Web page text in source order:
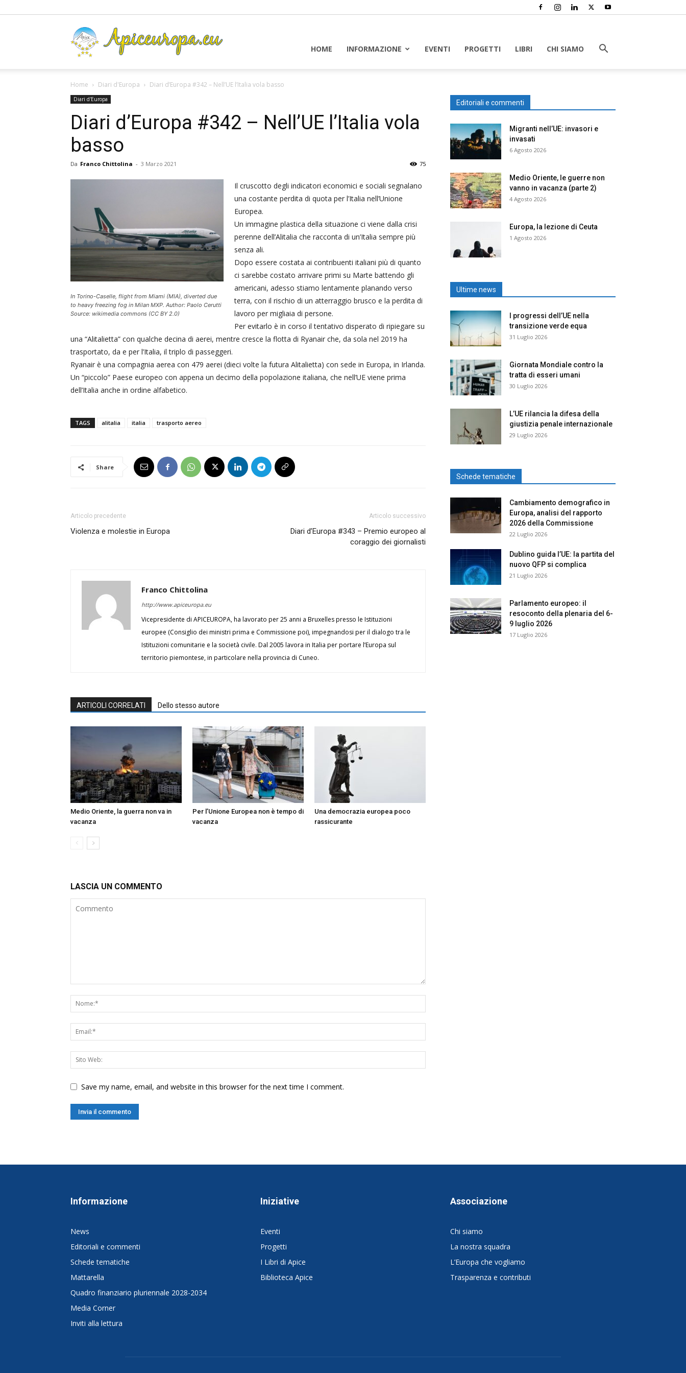
HOME INFORMAZIONE EVENTI PROGETTI LIBRI CHI SIAMO
Home Diari d'Europa Diari d’Europa #342 – Nell’UE l’Italia vola basso
Diari d'Europa
Diari d’Europa #342 – Nell’UE l’Italia vola
basso
Da Franco Chittolina - 3 Marzo 2021 75
In Torino-Caselle, flight from Miami (MIA), diverted due
to heavy freezing fog in Milan MXP. Author: Paolo Cerutti
Source: wikimedia commons (CC BY 2.0)
Il cruscotto degli indicatori economici e sociali segnalano
una costante perdita di quota per l’Italia nell’Unione
Europea.
Un immagine plastica della situazione ci viene dalla crisi
perenne dell’Alitalia che racconta di un’Italia sempre più
senza ali.
Dopo essere costata ai contribuenti italiani più di quanto
ci sarebbe costato arrivare primi su Marte battendo gli
americani, adesso stiamo lentamente planando verso
terra, con il rischio di un atterraggio brusco e la perdita di
lavoro per migliaia di persone.
Per evitarlo è in corso il tentativo disperato di ripiegare su
una “Alitalietta” con qualche decina di aerei, mentre cresce la flotta di Ryanair che, da sola nel 2019 ha
trasportato, da e per l’Italia, il triplo di passeggeri.
Ryanair è una compagnia aerea con 479 aerei (dieci volte la futura Alitalietta) con sede in Europa, in Irlanda.
Un “piccolo” Paese europeo con appena un decimo della popolazione italiana, che nell’UE viene prima
dell’Italia anche in ordine alfabetico.
TAGS alitalia italia trasporto aereo
Share
Articolo precedente
Violenza e molestie in Europa
Articolo successivo
Diari d’Europa #343 – Premio europeo al
coraggio dei giornalisti
Franco Chittolina
http://www.apiceuropa.eu
Vicepresidente di APICEUROPA, ha lavorato per 25 anni a Bruxelles presso le Istituzioni
europee (Consiglio dei ministri prima e Commissione poi), impegnandosi per il dialogo tra le
Istituzioni comunitarie e la società civile. Dal 2005 lavora in Italia per portare l’Europa sul
territorio piemontese, in particolare nella provincia di Cuneo.
ARTICOLI CORRELATI Dello stesso autore
Medio Oriente, la guerra non va in
vacanza
Per l’Unione Europea non è tempo di
vacanza
Una democrazia europea poco
rassicurante
LASCIA UN COMMENTO
Save my name, email, and website in this browser for the next time I comment.
Editoriali e commenti
Migranti nell’UE: invasori e
invasati
6 Agosto 2026
Medio Oriente, le guerre non
vanno in vacanza (parte 2)
4 Agosto 2026
Europa, la lezione di Ceuta
1 Agosto 2026
Ultime news
I progressi dell’UE nella
transizione verde equa
31 Luglio 2026
Giornata Mondiale contro la
tratta di esseri umani
30 Luglio 2026
L’UE rilancia la difesa della
giustizia penale internazionale
29 Luglio 2026
Schede tematiche
Cambiamento demografico in
Europa, analisi del rapporto
2026 della Commissione
22 Luglio 2026
Dublino guida l’UE: la partita del
nuovo QFP si complica
21 Luglio 2026
Parlamento europeo: il
resoconto della plenaria del 6-
9 luglio 2026
17 Luglio 2026
Informazione
News
Editoriali e commenti
Schede tematiche
Mattarella
Quadro finanziario pluriennale 2028-2034
Media Corner
Inviti alla lettura
Iniziative
Eventi
Progetti
I Libri di Apice
Biblioteca Apice
Associazione
Chi siamo
La nostra squadra
L’Europa che vogliamo
Trasparenza e contributi